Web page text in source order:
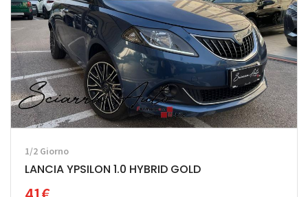
1/2 Giorno
LANCIA YPSILON 1.0 HYBRID GOLD